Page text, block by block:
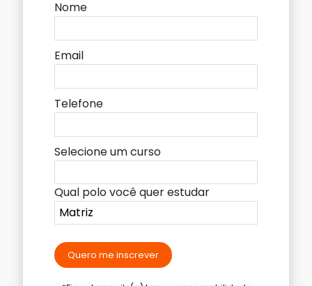
Nome
Email
Telefone
Selecione um curso
Qual polo você quer estudar
Quero me inscrever